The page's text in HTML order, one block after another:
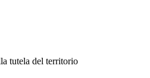
tutela del territorio